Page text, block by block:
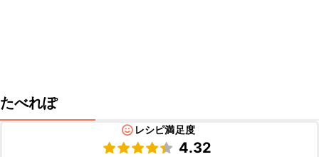
たべれぽ
レシピ満足度
4.32